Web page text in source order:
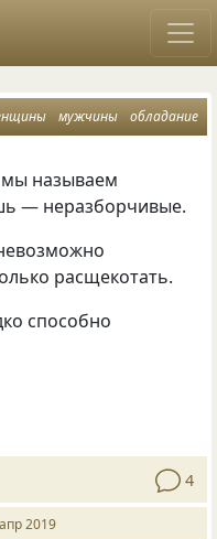
мужчины обладание
называем
— неразборчивые.
расщекотать.
способно
4
2019